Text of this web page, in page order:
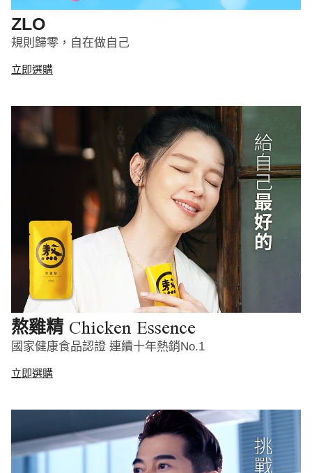
ZLO
規則歸零，自在做自己
立即選購
熬雞精 Chicken Essence
國家健康食品認證 連續十年熱銷No.1
立即選購